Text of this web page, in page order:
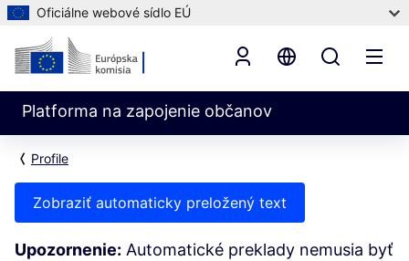
Oficiálne webové sídlo EÚ
Platforma na zapojenie občanov
Profile
Zobraziť automaticky preložený text
Upozornenie: Automatické preklady nemusia byť